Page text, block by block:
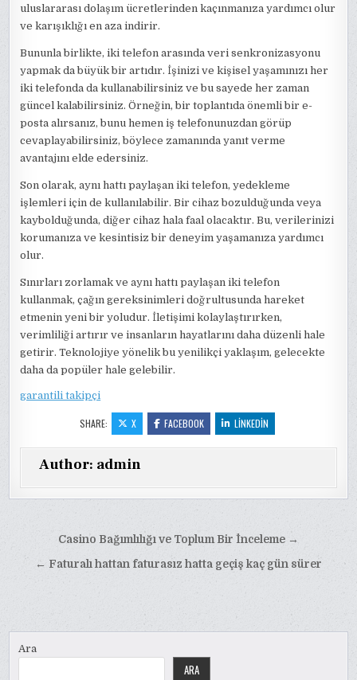
uluslararası dolaşım ücretlerinden kaçınmanıza yardımcı olur
ve karışıklığı en aza indirir.
Bununla birlikte, iki telefon arasında veri senkronizasyonu
yapmak da büyük bir artıdır. İşinizi ve kişisel yaşamınızı her
iki telefonda da kullanabilirsiniz ve bu sayede her zaman
güncel kalabilirsiniz. Örneğin, bir toplantıda önemli bir e-
posta alırsanız, bunu hemen iş telefonunuzdan görüp
cevaplayabilirsiniz, böylece zamanında yanıt verme
avantajını elde edersiniz.
Son olarak, aynı hattı paylaşan iki telefon, yedekleme
işlemleri için de kullanılabilir. Bir cihaz bozulduğunda veya
kaybolduğunda, diğer cihaz hala faal olacaktır. Bu, verilerinizi
korumanıza ve kesintisiz bir deneyim yaşamanıza yardımcı
olur.
Sınırları zorlamak ve aynı hattı paylaşan iki telefon
kullanmak, çağın gereksinimleri doğrultusunda hareket
etmenin yeni bir yoludur. İletişimi kolaylaştırırken,
verimliliği artırır ve insanların hayatlarını daha düzenli hale
getirir. Teknolojiye yönelik bu yenilikçi yaklaşım, gelecekte
daha da popüler hale gelebilir.
garantili takipçi
SHARE: X FACEBOOK LINKEDIN
Author: admin
gezinmesi
Casino Bağımlılığı ve Toplum Bir İnceleme →
← Faturalı hattan faturasız hatta geçiş kaç gün sürer
Ara
ARA